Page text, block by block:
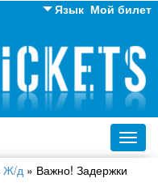
Мой билет
Язык
Английский
Русский
Украинский
Ж/д » Важно! Задержки